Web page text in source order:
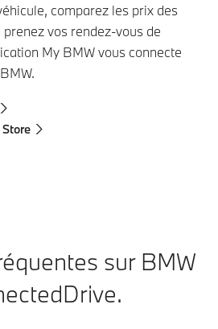
comparez les prix des
vos rendez-vous de
My BMW vous connecte
Store
sur BMW